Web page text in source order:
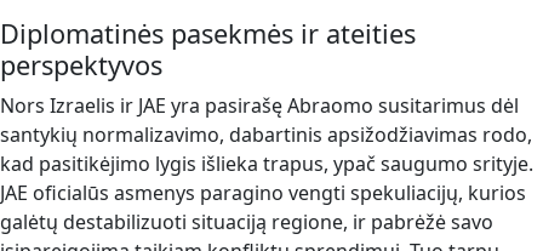
Diplomatinės pasekmės ir ateities
perspektyvos
Nors Izraelis ir JAE yra pasirašę Abraomo susitarimus dėl
santykių normalizavimo, dabartinis apsižodžiavimas rodo,
kad pasitikėjimo lygis išlieka trapus, ypač saugumo srityje.
JAE oficialūs asmenys paragino vengti spekuliacijų, kurios
galėtų destabilizuoti situaciją regione, ir pabrėžė savo